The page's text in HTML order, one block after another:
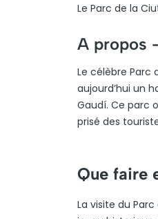
Le Parc de la
A propos
Le célèbre Parc
aujourd’hui un
Gaudí. Ce parc
prisé des
Que faire
La visite du